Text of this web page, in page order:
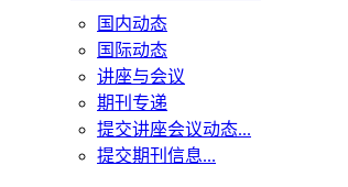
国内动态
国际动态
讲座与会议
期刊专递
提交讲座会议动态...
提交期刊信息...